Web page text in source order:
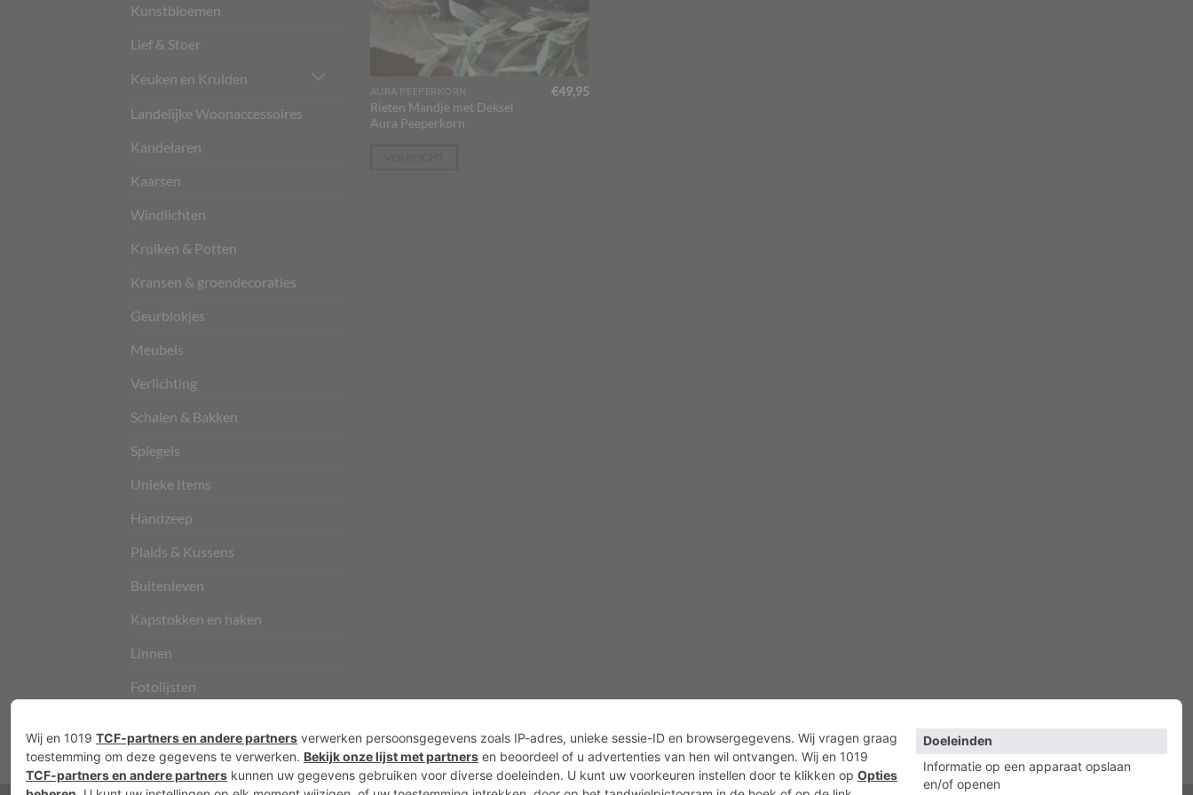
Kunstbloemen
Lief & Stoer
Keuken en Kruiden
Landelijke Woonaccessoires
Kandelaren
Kaarsen
Windlichten
Kruiken & Potten
Kransen & groendecoraties
Geurblokjes
Meubels
Verlichting
Schalen & Bakken
Spiegels
Unieke Items
Handzeep
Plaids & Kussens
Buitenleven
Kapstokken en haken
Linnen
Fotolijsten
AURA PEEPERKORN
Rieten Mandje met Deksel
Aura Peeperkorn
€49,95